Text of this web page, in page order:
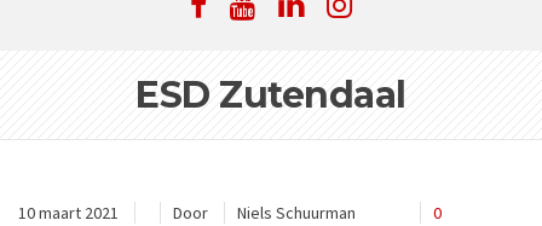
ESD Zutendaal
10 maart 2021 Door Niels Schuurman
0